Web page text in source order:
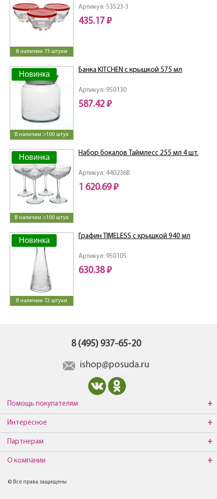
В наличии 73 штуки
Артикул: 53523-3
435.17 ₽
Новинка
В наличии >100 штук
Артикул: 950130
Банка KITCHEN с крышкой 575 мл
587.42 ₽
Новинка
В наличии >100 штук
Артикул: 440236B
Набор бокалов Таймлесс 255 мл 4 шт.
1 620.69 ₽
Новинка
В наличии 72 штуки
Артикул: 950105
Графин TIMELESS с крышкой 940 мл
630.38 ₽
8 (495) 937-65-20
ishop@posuda.ru
Помощь покупателям
Интересное
Партнерам
О компании
© Все права защищены